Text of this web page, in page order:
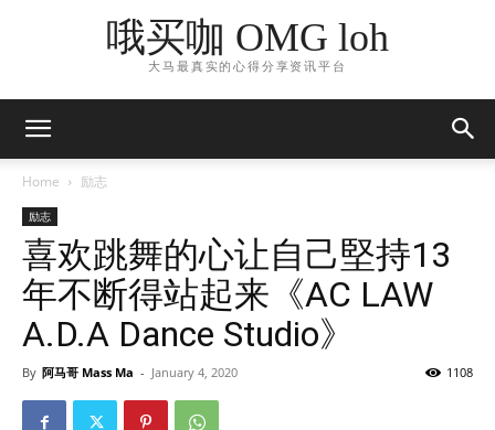
哦买咖 OMG loh
大马最真实的心得分享资讯平台
Home 励志
励志
喜欢跳舞的心让自己堅持13
年不断得站起来《AC LAW
A.D.A Dance Studio》
By 阿马哥 Mass Ma - January 4, 2020 1108